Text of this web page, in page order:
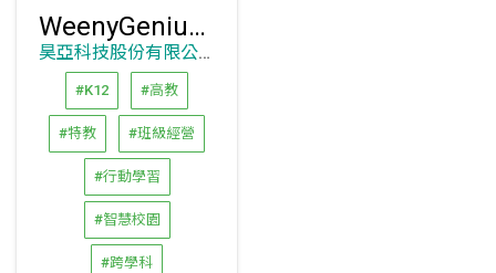
WeenyGenius 行動教學&裝置保護系統
昊亞科技股份有限公司
#K12 #高教
#特教 #班級經營
#行動學習
#智慧校園
#跨學科